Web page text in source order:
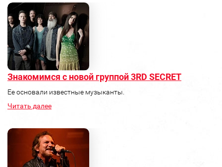
Знакомимся с новой группой 3RD SECRET
Ее основали известные музыканты.
Читать далее